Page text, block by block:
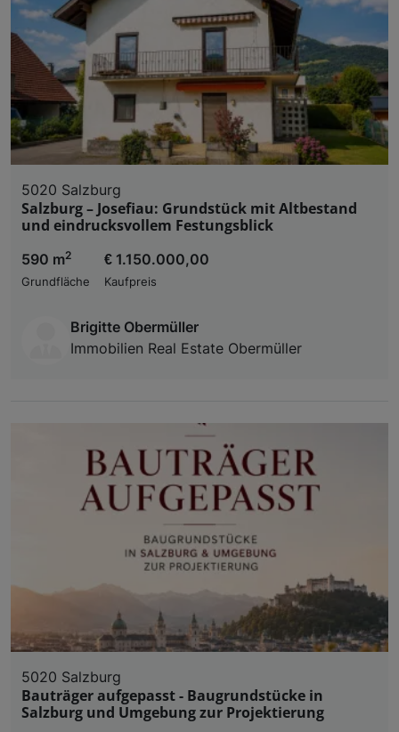
5020 Salzburg
Salzburg – Josefiau: Grundstück mit Altbestand
und eindrucksvollem Festungsblick
590 m2
Grundfläche
€ 1.150.000,00
Kaufpreis
Brigitte Obermüller
Immobilien Real Estate Obermüller
5020 Salzburg
Bauträger aufgepasst - Baugrundstücke in
Salzburg und Umgebung zur Projektierung